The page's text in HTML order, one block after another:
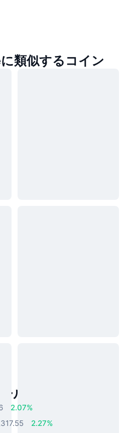
類似するコイン
ルドアセット
2.07%
2.27%